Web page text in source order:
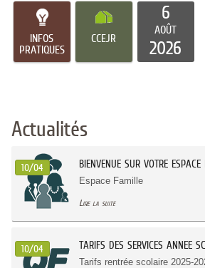
INFOS
PRATIQUES
CCEJR
6
AOÛT
2026
Actualités
10/04 BIENVENUE SUR VOTRE
Espace Famille
Lire la suite
10/04 TARIFS DES SERVICES ANNEE
Tarifs rentrée scolaire 2025-